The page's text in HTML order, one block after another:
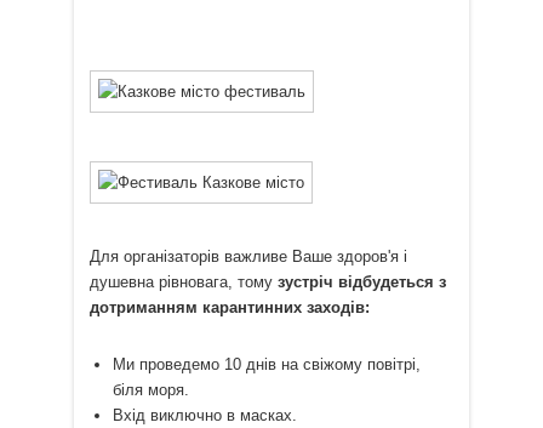
Для організаторів важливе Ваше здоров'я і
душевна рівновага, тому зустріч відбудеться з
дотриманням карантинних заходів:
Ми проведемо 10 днів на свіжому повітрі,
біля моря.
Вхід виключно в масках.